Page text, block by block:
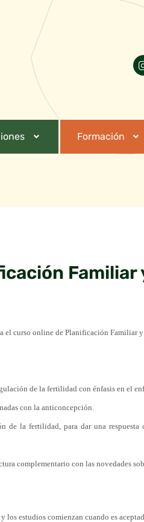
Formación
el curso online de Planificación
de la fertilidad con énfasis en el
con la anticoncepción.
de la fertilidad, para dar una
complementario con las novedades
los estudios comienzan cuando es